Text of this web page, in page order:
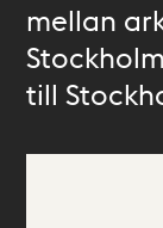
mellan
till